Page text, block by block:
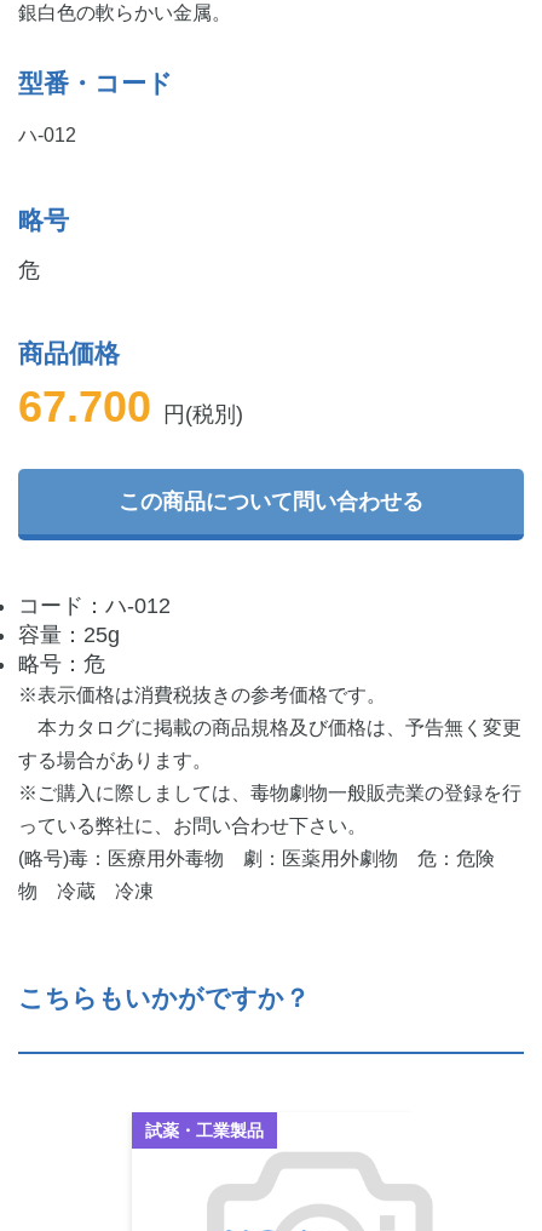
銀白色の軟らかい金属。
型番・コード
ハ-012
略号
危
商品価格
67.700 円(税別)
この商品について問い合わせる
コード：ハ-012
容量：25g
略号：危
※表示価格は消費税抜きの参考価格です。
本カタログに掲載の商品規格及び価格は、予告無く変更
する場合があります。
※ご購入に際しましては、毒物劇物一般販売業の登録を行
っている弊社に、お問い合わせ下さい。
(略号)毒：医療用外毒物 劇：医薬用外劇物 危：危険
物 冷蔵 冷凍
こちらもいかがですか？
試薬・工業製品